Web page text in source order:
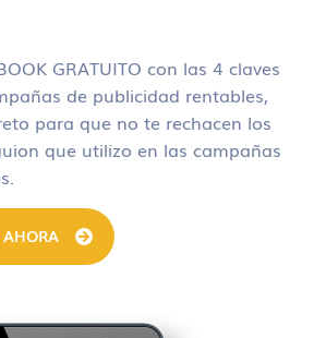
GRATUITO con las 4 claves
de publicidad rentables,
para que no te rechacen los
que utilizo en las campañas
AHORA